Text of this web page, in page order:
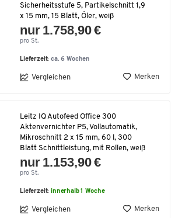
Sicherheitsstufe 5, Partikelschnitt 1,9
x 15 mm, 15 Blatt, Öler, weiß
nur 1.758,90 €
pro St.
Lieferzeit:ca. 6 Wochen
Vergleichen Merken
Leitz IQ Autofeed Office 300
Aktenvernichter P5, Vollautomatik,
Mikroschnitt 2 x 15 mm, 60 l, 300
Blatt Schnittleistung, mit Rollen, weiß
nur 1.153,90 €
pro St.
Lieferzeit:innerhalb 1 Woche
Vergleichen Merken